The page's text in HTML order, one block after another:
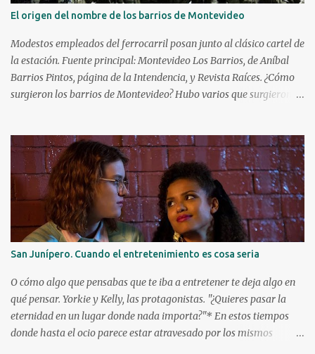
anotadores de la historia de la NBA con 38387 puntos, debutó en el
cine a las patadas en 1972 con Bruce Lee. Kareem ya era una figura
conocida, venía de ganar su primer anillo en la NBA con los
Milwaukee Bucks. Debutó a l...
El origen del nombre de los barrios de Montevideo
Modestos empleados del ferrocarril posan junto al clásico cartel de
la estación. Fuente principal: Montevideo Los Barrios, de Aníbal
Barrios Pintos, página de la Intendencia, y Revista Raíces. ¿Cómo
surgieron los barrios de Montevideo? Hubo varios que surgieron de
Buceo. Y luego hay varios que fueron creados por especuladores de
tierras que lotearon terrenos y los vendieron en cuotas para la
instalación de viviendas, en particular a inmigrantes. Éstos solían
apelar a lugares o personajes de sus países de origen para darle
nombre a estos nuevos barrios. ¿Quiénes fueron los principales
creadores de barrios? Los tres principales fueron el montevideano
Francisco Piria, el argentino Florencio Escardó y el español Emilio
Reus. ¿Qué barrios creó cada uno? Florencio Escardó , periodista,
rematador, escritor y autor teatral, creó el barrio Atahualpa en
1868, el...
San Junípero. Cuando el entretenimiento es cosa seria
O cómo algo que pensabas que te iba a entretener te deja algo en
qué pensar. Yorkie y Kelly, las protagonistas. "¿Quieres pasar la
eternidad en un lugar donde nada importa?"* En estos tiempos
donde hasta el ocio parece estar atravesado por los mismos